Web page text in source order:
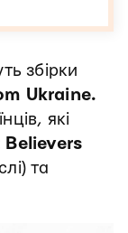
збірки
Ukraine.
які
Believers
та